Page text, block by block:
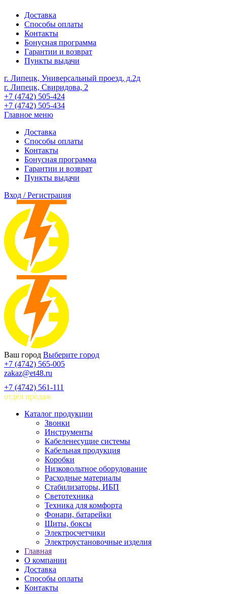
Доставка
Способы оплаты
Контакты
Бонусная программа
Гарантии и возврат
Пункты выдачи
г. Липецк, Универсальный проезд, д.2д
г. Липецк, Свиридова, 2
+7 (4742) 505-424
+7 (4742) 505-434
Главное меню
Доставка
Способы оплаты
Контакты
Бонусная программа
Гарантии и возврат
Пункты выдачи
Вход / Регистрация
Ваш город Выберите город
+7 (4742) 565-005
zakaz@et48.ru
+7 (4742) 561-111
отдел продаж
Каталог продукции
Звонки
Инструменты
Кабеленесущие системы
Кабельная продукция
Коробки
Низковольтное оборудование
Расходные материалы
Стабилизаторы, ИБП
Светотехника
Техника для комфорта
Фонари, батарейки
Щиты, боксы
Электросчетчики
Электроустановочные изделия
Главная
О компании
Доставка
Способы оплаты
Контакты